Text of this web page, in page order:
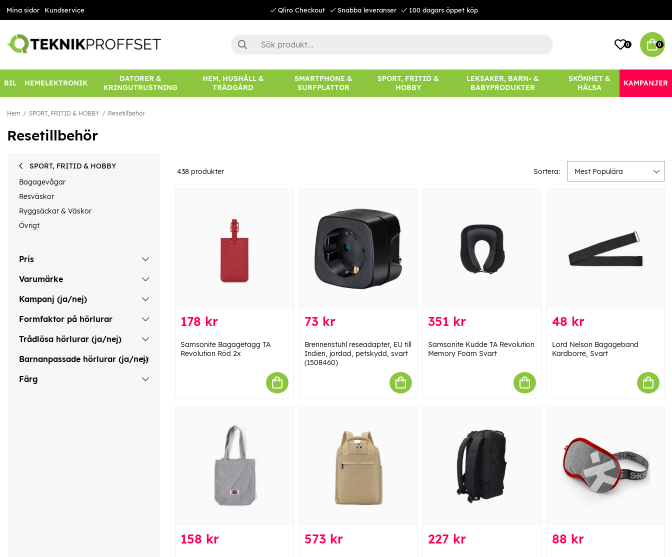
Mina sidor Kundservice Qliro Checkout Snabba leveranser 100 dagars öppet köp
0 0
BIL HEMELEKTRONIK
DATORER &
KRINGUTRUSTNING
HEM, HUSHÅLL &
TRÄDGÅRD
SMARTPHONE &
SURFPLATTOR
SPORT, FRITID &
HOBBY
LEKSAKER, BARN- &
BABYPRODUKTER
SKÖNHET &
HÄLSA
KAMPANJER
Hem SPORT, FRITID & HOBBY Resetillbehör
Resetillbehör
SPORT, FRITID & HOBBY
Bagagevågar
Resväskor
Ryggsäckar & Väskor
Övrigt
Pris
Varumärke
Kampanj (ja/nej)
Formfaktor på hörlurar
Trådlösa hörlurar (ja/nej)
Barnanpassade hörlurar (ja/nej)
Färg
438 produkter Sortera: Mest Populära
178 kr
Samsonite Bagagetagg TA
Revolution Röd 2x
73 kr
Brennenstuhl reseadapter, EU till
Indien, jordad, petskydd, svart
(1508460)
351 kr
Samsonite Kudde TA Revolution
Memory Foam Svart
48 kr
Lord Nelson Bagageband
Kardborre, Svart
158 kr 573 kr 227 kr 88 kr